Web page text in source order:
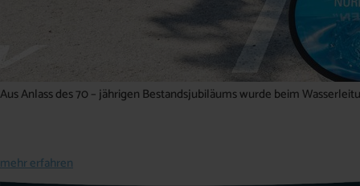
Aus Anlass des 70 – jährigen Bestandsjubiläums wurde beim
mehr erfahren